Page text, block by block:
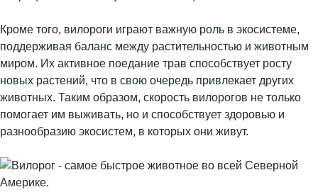
Кроме того, вилороги играют важную роль в экосистеме,
поддерживая баланс между растительностью и животным
миром. Их активное поедание трав способствует росту
новых растений, что в свою очередь привлекает других
животных. Таким образом, скорость вилорогов не только
помогает им выживать, но и способствует здоровью и
разнообразию экосистем, в которых они живут.